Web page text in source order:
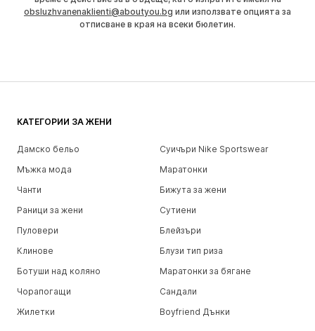
obsluzhvanenaklienti@aboutyou.bg или използвате опцията за
отписване в края на всеки бюлетин.
КАТЕГОРИИ ЗА ЖЕНИ
Дамско бельо
Суичъри Nike Sportswear
Мъжка мода
Маратонки
Чанти
Бижута за жени
Раници за жени
Сутиени
Пуловери
Блейзъри
Клинове
Блузи тип риза
Ботуши над коляно
Маратонки за бягане
Чорапогащи
Сандали
Жилетки
Boyfriend Дънки